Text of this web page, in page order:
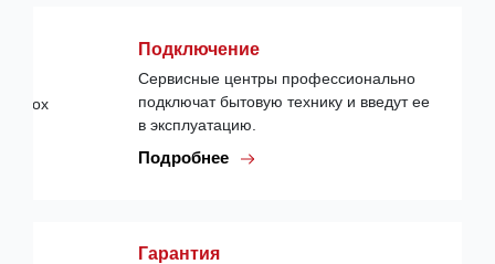
Подключение
Сервисные центры профессионально
подключат бытовую технику и введут ее
в эксплуатацию.
Подробнее
Гарантия